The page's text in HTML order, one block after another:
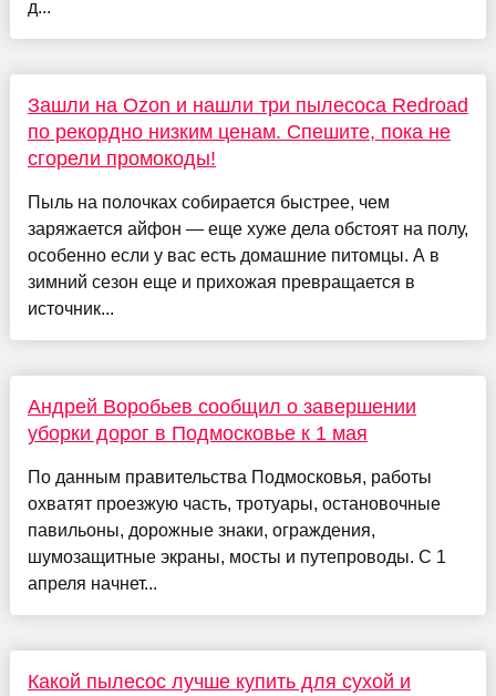
д...
Зашли на Ozon и нашли три пылесоса Redroad
по рекордно низким ценам. Спешите, пока не
сгорели промокоды!
Пыль на полочках собирается быстрее, чем
заряжается айфон — еще хуже дела обстоят на полу,
особенно если у вас есть домашние питомцы. А в
зимний сезон еще и прихожая превращается в
источник...
Андрей Воробьев сообщил о завершении
уборки дорог в Подмосковье к 1 мая
По данным правительства Подмосковья, работы
охватят проезжую часть, тротуары, остановочные
павильоны, дорожные знаки, ограждения,
шумозащитные экраны, мосты и путепроводы. С 1
апреля начнет...
Какой пылесос лучше купить для сухой и